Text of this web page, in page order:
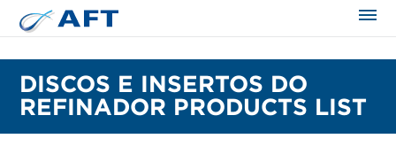
DISCOS E INSERTOS DO
REFINADOR PRODUCTS LIST